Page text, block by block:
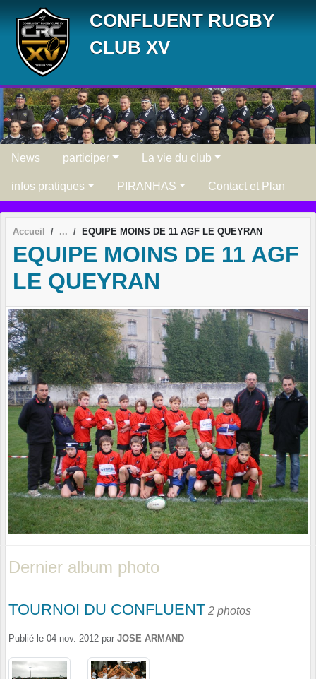
CONFLUENT RUGBY
CLUB XV
News participer La vie du club
infos pratiques PIRANHAS Contact et Plan
Accueil EQUIPE MOINS DE 11 AGF LE QUEYRAN
EQUIPE MOINS DE 11 AGF
LE QUEYRAN
Dernier album photo
TOURNOI DU CONFLUENT 2 photos
Publié le 04 nov. 2012 par JOSE ARMAND
Panneau de gestion des cookies